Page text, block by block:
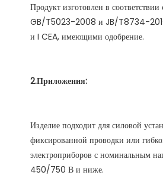
Продукт изготовлен в соответствии
GB/T5023-2008 и JB/T8734-
Изделие подходит для силовой
фиксированной проводки или
электроприборов с номинальным